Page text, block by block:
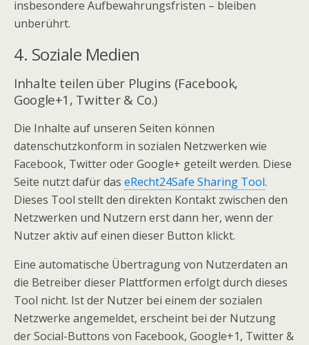
insbesondere Aufbewahrungsfristen – bleiben
unberührt.
4. Soziale Medien
Inhalte teilen über Plugins (Facebook,
Google+1, Twitter & Co.)
Die Inhalte auf unseren Seiten können
datenschutzkonform in sozialen Netzwerken wie
Facebook, Twitter oder Google+ geteilt werden. Diese
Seite nutzt dafür das eRecht24Safe Sharing Tool.
Dieses Tool stellt den direkten Kontakt zwischen den
Netzwerken und Nutzern erst dann her, wenn der
Nutzer aktiv auf einen dieser Button klickt.
Eine automatische Übertragung von Nutzerdaten an
die Betreiber dieser Plattformen erfolgt durch dieses
Tool nicht. Ist der Nutzer bei einem der sozialen
Netzwerke angemeldet, erscheint bei der Nutzung
der Social-Buttons von Facebook, Google+1, Twitter &